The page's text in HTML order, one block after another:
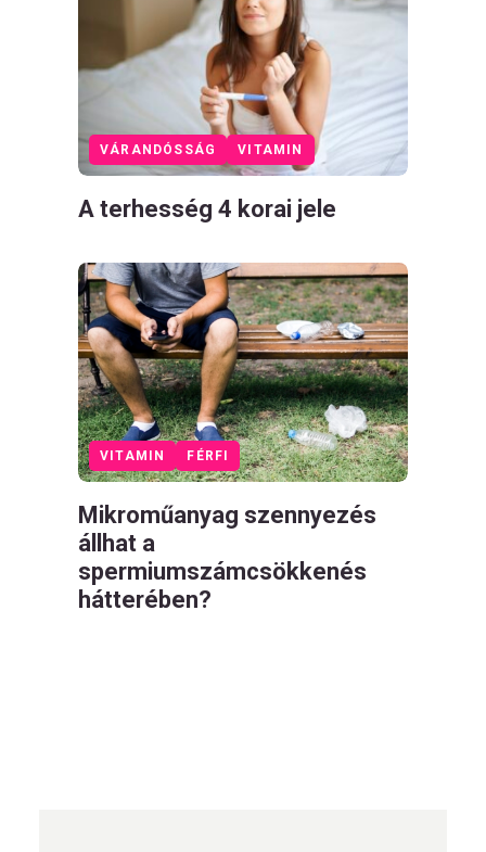
VÁRANDÓSSÁG VITAMIN
A terhesség 4 korai jele
VITAMIN FÉRFI
Mikroműanyag szennyezés
állhat a
spermiumszámcsökkenés
hátterében?